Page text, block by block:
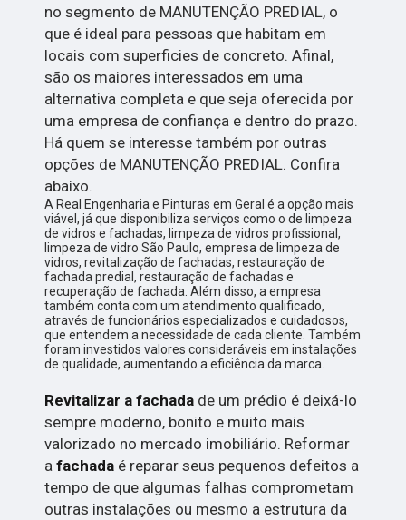
no segmento de MANUTENÇÃO PREDIAL, o
que é ideal para pessoas que habitam em
locais com superficies de concreto. Afinal,
são os maiores interessados em uma
alternativa completa e que seja oferecida por
uma empresa de confiança e dentro do prazo.
Há quem se interesse também por outras
opções de MANUTENÇÃO PREDIAL. Confira
abaixo.
A Real Engenharia e Pinturas em Geral é a opção mais
viável, já que disponibiliza serviços como o de limpeza
de vidros e fachadas, limpeza de vidros profissional,
limpeza de vidro São Paulo, empresa de limpeza de
vidros, revitalização de fachadas, restauração de
fachada predial, restauração de fachadas e
recuperação de fachada. Além disso, a empresa
também conta com um atendimento qualificado,
através de funcionários especializados e cuidadosos,
que entendem a necessidade de cada cliente. Também
foram investidos valores consideráveis em instalações
de qualidade, aumentando a eficiência da marca.
Revitalizar a fachada de um prédio é deixá-lo
sempre moderno, bonito e muito mais
valorizado no mercado imobiliário. Reformar
afachada é reparar seus pequenos defeitos a
tempo de que algumas falhas comprometam
outras instalações ou mesmo a estrutura da